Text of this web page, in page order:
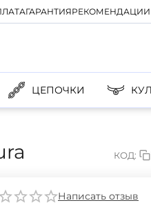
ГАРАНТИЯРЕКОМЕНДАЦИИ
ЦЕПОЧКИ
КОД:
Написать отзыв